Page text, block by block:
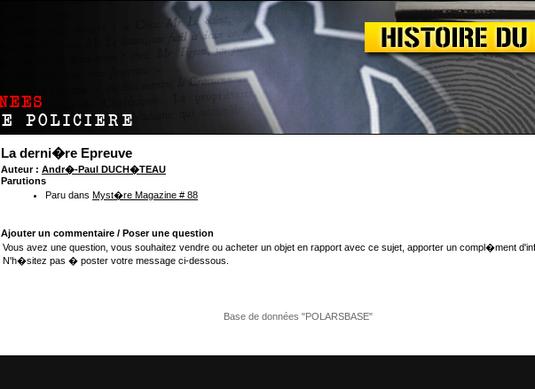
La derni�re Epreuve
Auteur : Andr�-Paul DUCH�TEAU
Parutions
Paru dans Myst�re Magazine # 88
Ajouter un commentaire / Poser une question
Vous avez une question, vous souhaitez vendre ou acheter un objet en rapport avec ce sujet, apporter un compl�ment
N'h�sitez pas � poster votre message ci-dessous.
Base de données "POLARSBASE"